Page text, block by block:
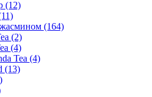
(12)
(164)
(2)
(4)
Tea (4)
(13)